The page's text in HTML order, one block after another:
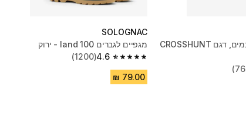
מגפיים עמידים במים, דגם CROSSHUNT
SOLOGNAC
מגפיים לגברים land 100 - ירוק
4.6
4.6 out of 5 stars from 1200 reviews
(1200)